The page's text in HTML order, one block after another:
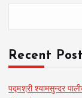
Recent
पद्मश्री श्यामसुन्दर